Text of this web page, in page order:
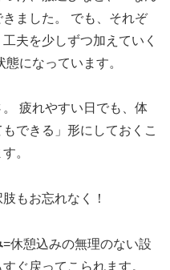
ました。 でも、それぞ
夫を少しずつ加えていく
になっています。
疲れやすい日でも、体
できる」形にしておくこ
。
もお忘れなく！
=休憩込みの無理のない設
ぐ戻ってこられます。